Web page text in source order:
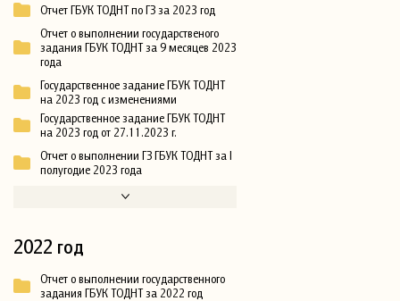
Отчет ГБУК ТОДНТ по ГЗ за 2023 год
Отчет о выполнении государственого
задания ГБУК ТОДНТ за 9 месяцев 2023
года
Государственное задание ГБУК ТОДНТ
на 2023 год с изменениями
Государственное задание ГБУК ТОДНТ
на 2023 год от 27.11.2023 г.
Отчет о выполнении ГЗ ГБУК ТОДНТ за I
полугодие 2023 года
2022 год
Отчет о выполнении государственного
задания ГБУК ТОДНТ за 2022 год